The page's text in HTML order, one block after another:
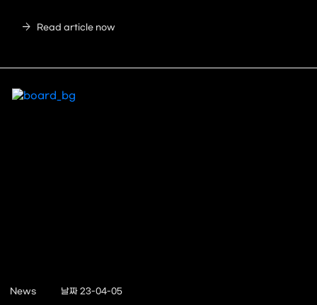
arrow_forward Read article now
News 날짜 23-04-05